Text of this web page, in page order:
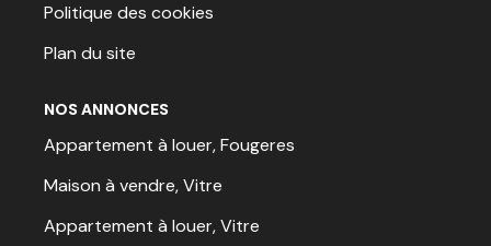
Politique des cookies
Plan du site
NOS ANNONCES
Appartement à louer, Fougeres
Maison à vendre, Vitre
Appartement à louer, Vitre